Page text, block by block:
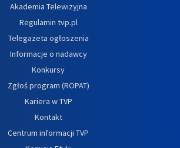
Akademia Telewizyjna
Regulamin tvp.pl
Telegazeta ogłoszenia
Informacje o nadawcy
Konkursy
Zgłoś program (ROPAT)
Kariera w TVP
Kontakt
Centrum informacji TVP